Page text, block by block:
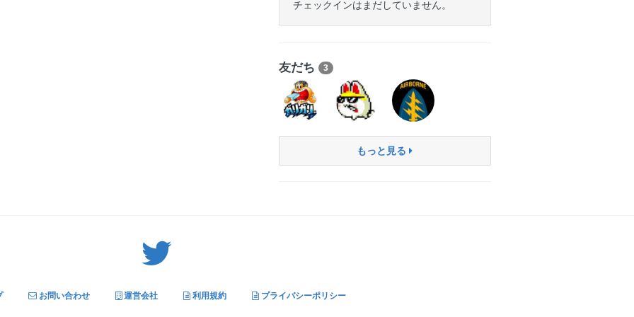
チェックインはまだしていません。
友だち 3
もっと見る
お問い合わせ 運営会社 利用規約 プライバシーポリシー